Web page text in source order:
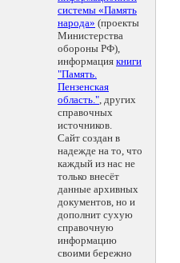
системы «Память
народа» (проекты
Министерства
обороны РФ),
информация книги
"Память.
Пензенская
область.", других
справочных
источников.
Сайт создан в
надежде на то, что
каждый из нас не
только внесёт
данные архивных
документов, но и
дополнит сухую
справочную
информацию
своими бережно